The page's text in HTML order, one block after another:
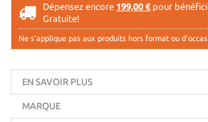
Dépensez encore 199,00 € pour
Gratuite!
Ne s'applique pas aux produits hors format ou
EN SAVOIR PLUS
MARQUE